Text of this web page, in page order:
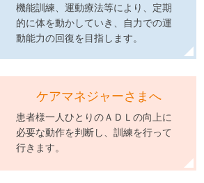
機能訓練、運動療法等により、定期
的に体を動かしていき、自力での運
動能力の回復を目指します。
ケアマネジャーさまへ
患者様一人ひとりのＡＤＬの向上に
必要な動作を判断し、訓練を行って
行きます。